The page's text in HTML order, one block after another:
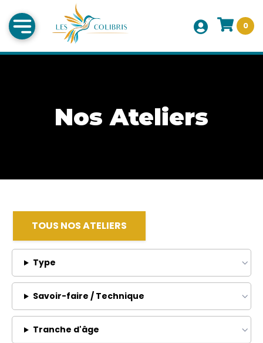
0
Nos Ateliers
TOUS NOS ATELIERS
Type
Savoir-faire / Technique
Tranche d'âge